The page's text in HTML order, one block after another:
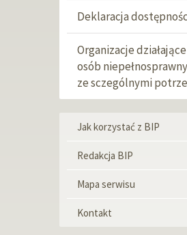
Deklaracja
Organizacje
osób
ze sczególnymi
Menu
Jak korzystać z BIP
Redakcja BIP
Mapa serwisu
Kontakt